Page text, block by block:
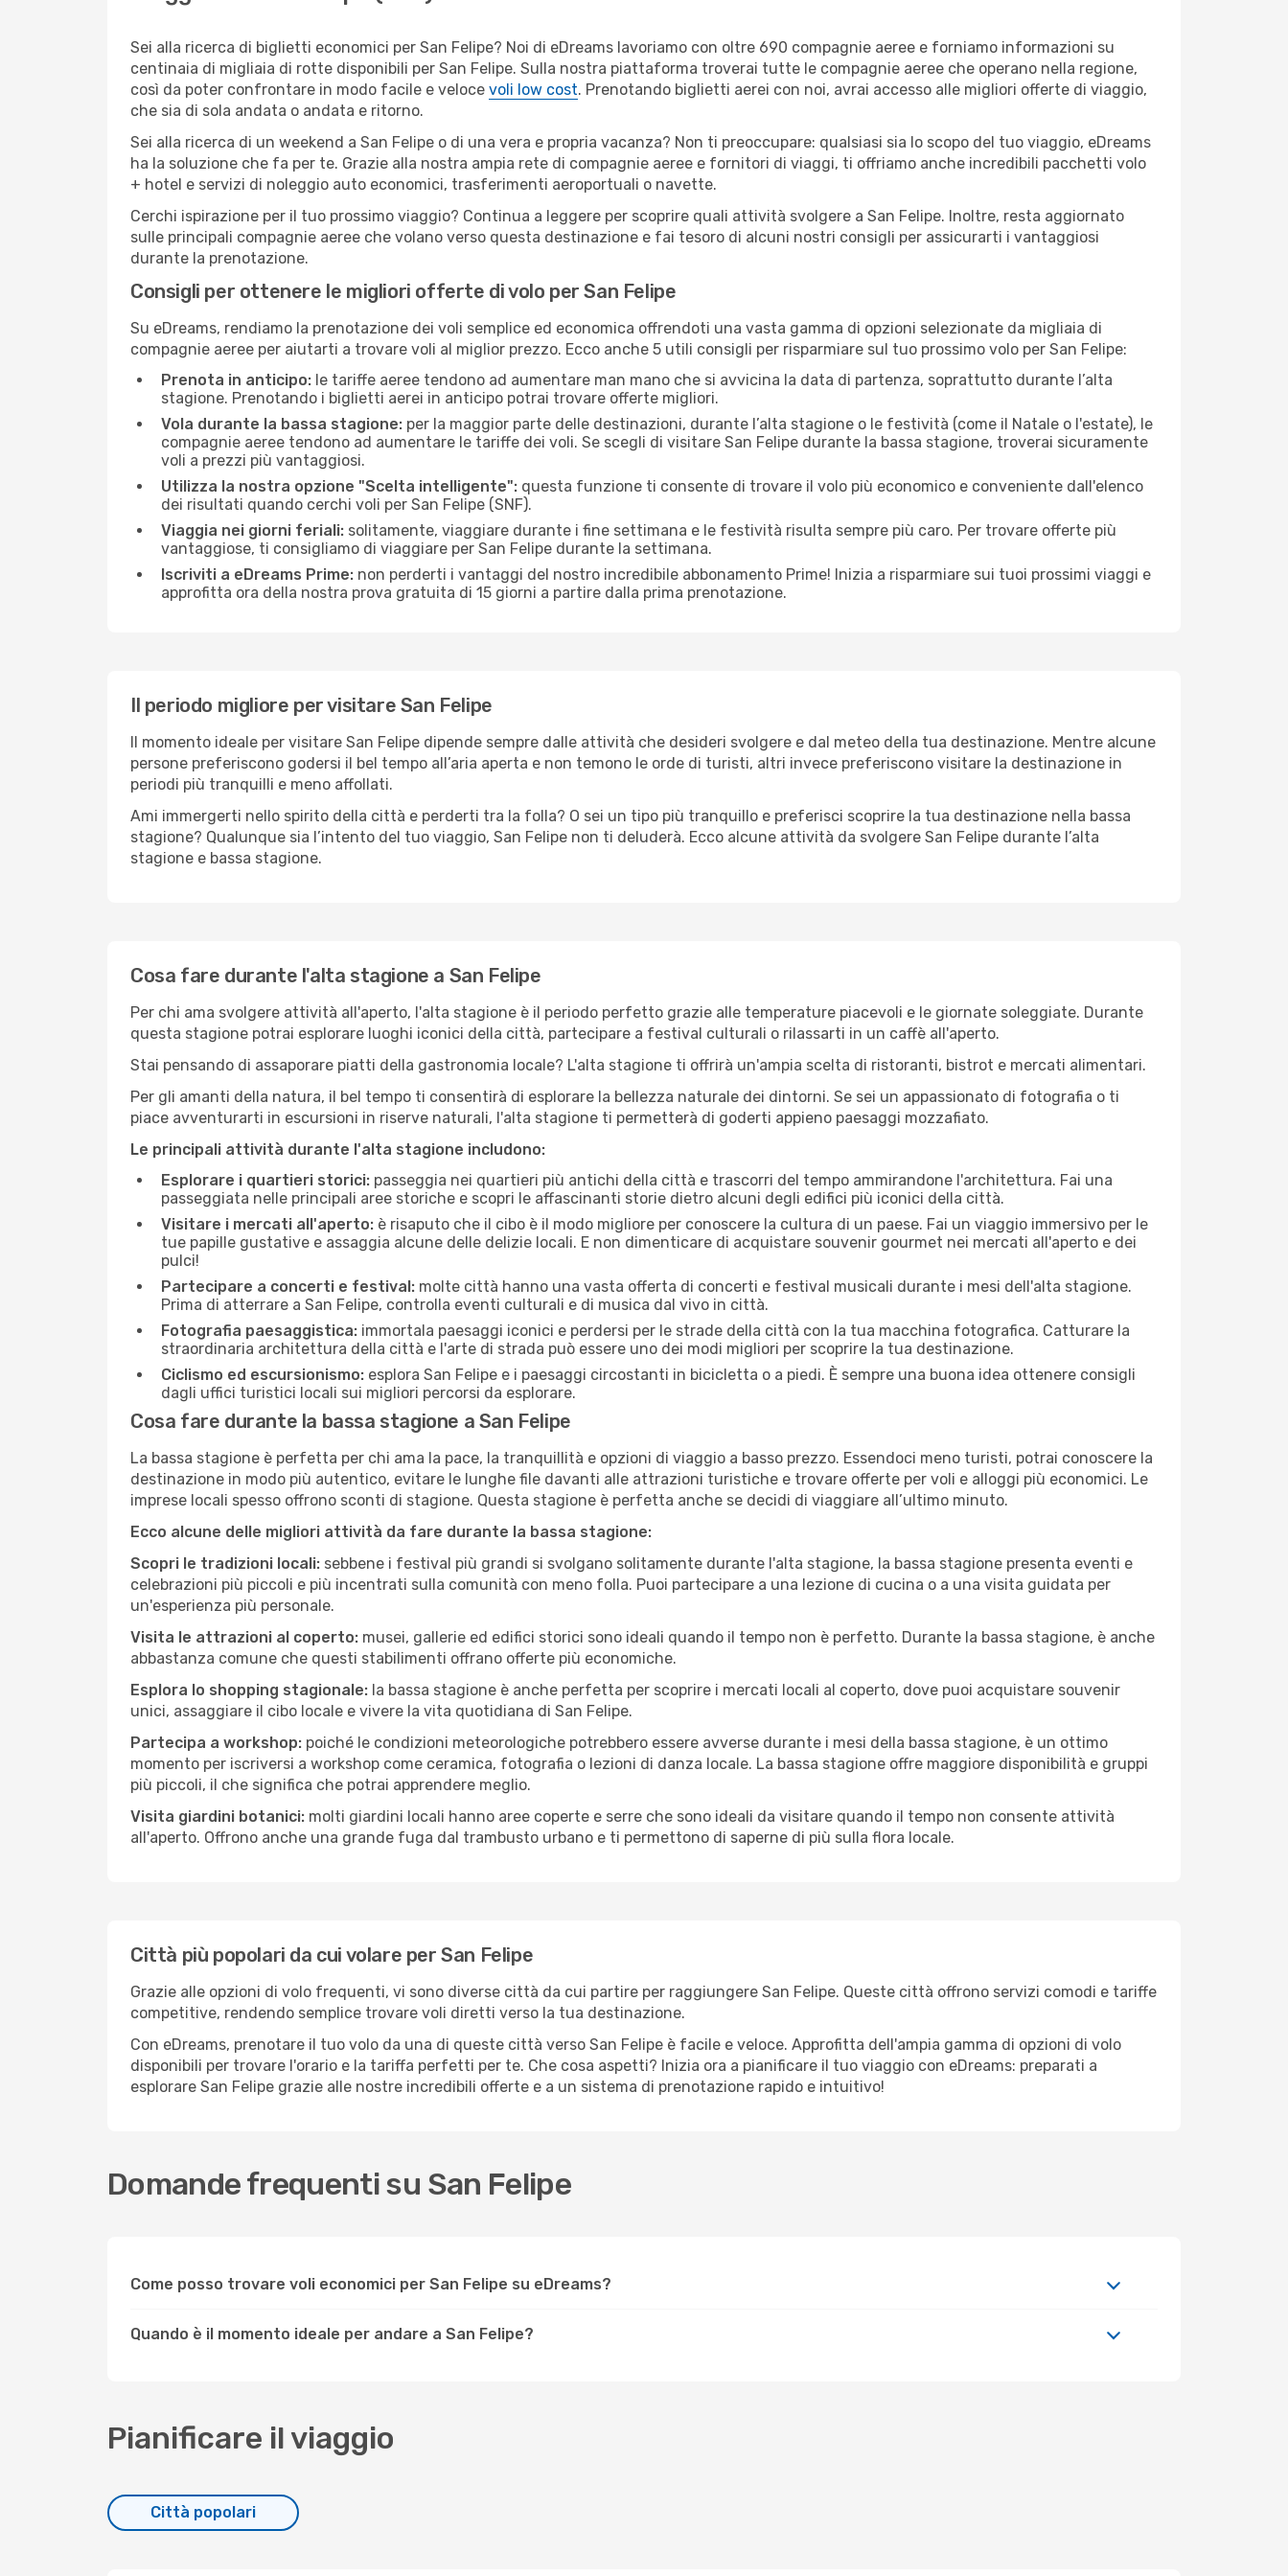
Sei alla ricerca di biglietti economici per San Felipe? Noi di eDreams lavoriamo con oltre 690 compagnie aeree e forniamo informazioni su
centinaia di migliaia di rotte disponibili per San Felipe. Sulla nostra piattaforma troverai tutte le compagnie aeree che operano nella regione,
così da poter confrontare in modo facile e veloce voli low cost. Prenotando biglietti aerei con noi, avrai accesso alle migliori offerte di viaggio,
che sia di sola andata o andata e ritorno.
Sei alla ricerca di un weekend a San Felipe o di una vera e propria vacanza? Non ti preoccupare: qualsiasi sia lo scopo del tuo viaggio, eDreams
ha la soluzione che fa per te. Grazie alla nostra ampia rete di compagnie aeree e fornitori di viaggi, ti offriamo anche incredibili pacchetti volo
+ hotel e servizi di noleggio auto economici, trasferimenti aeroportuali o navette.
Cerchi ispirazione per il tuo prossimo viaggio? Continua a leggere per scoprire quali attività svolgere a San Felipe. Inoltre, resta aggiornato
sulle principali compagnie aeree che volano verso questa destinazione e fai tesoro di alcuni nostri consigli per assicurarti i vantaggiosi
durante la prenotazione.
Consigli per ottenere le migliori offerte di volo per San Felipe
Su eDreams, rendiamo la prenotazione dei voli semplice ed economica offrendoti una vasta gamma di opzioni selezionate da migliaia di
compagnie aeree per aiutarti a trovare voli al miglior prezzo. Ecco anche 5 utili consigli per risparmiare sul tuo prossimo volo per San Felipe:
Prenota in anticipo: le tariffe aeree tendono ad aumentare man mano che si avvicina la data di partenza, soprattutto durante l’alta
stagione. Prenotando i biglietti aerei in anticipo potrai trovare offerte migliori.
Vola durante la bassa stagione: per la maggior parte delle destinazioni, durante l’alta stagione o le festività (come il Natale o l'estate), le
compagnie aeree tendono ad aumentare le tariffe dei voli. Se scegli di visitare San Felipe durante la bassa stagione, troverai sicuramente
voli a prezzi più vantaggiosi.
Utilizza la nostra opzione "Scelta intelligente": questa funzione ti consente di trovare il volo più economico e conveniente dall'elenco
dei risultati quando cerchi voli per San Felipe (SNF).
Viaggia nei giorni feriali: solitamente, viaggiare durante i fine settimana e le festività risulta sempre più caro. Per trovare offerte più
vantaggiose, ti consigliamo di viaggiare per San Felipe durante la settimana.
Iscriviti a eDreams Prime: non perderti i vantaggi del nostro incredibile abbonamento Prime! Inizia a risparmiare sui tuoi prossimi viaggi e
approfitta ora della nostra prova gratuita di 15 giorni a partire dalla prima prenotazione.
Il periodo migliore per visitare San Felipe
Il momento ideale per visitare San Felipe dipende sempre dalle attività che desideri svolgere e dal meteo della tua destinazione. Mentre alcune
persone preferiscono godersi il bel tempo all’aria aperta e non temono le orde di turisti, altri invece preferiscono visitare la destinazione in
periodi più tranquilli e meno affollati.
Ami immergerti nello spirito della città e perderti tra la folla? O sei un tipo più tranquillo e preferisci scoprire la tua destinazione nella bassa
stagione? Qualunque sia l’intento del tuo viaggio, San Felipe non ti deluderà. Ecco alcune attività da svolgere San Felipe durante l’alta
stagione e bassa stagione.
Cosa fare durante l'alta stagione a San Felipe
Per chi ama svolgere attività all'aperto, l'alta stagione è il periodo perfetto grazie alle temperature piacevoli e le giornate soleggiate. Durante
questa stagione potrai esplorare luoghi iconici della città, partecipare a festival culturali o rilassarti in un caffè all'aperto.
Stai pensando di assaporare piatti della gastronomia locale? L'alta stagione ti offrirà un'ampia scelta di ristoranti, bistrot e mercati alimentari.
Per gli amanti della natura, il bel tempo ti consentirà di esplorare la bellezza naturale dei dintorni. Se sei un appassionato di fotografia o ti
piace avventurarti in escursioni in riserve naturali, l'alta stagione ti permetterà di goderti appieno paesaggi mozzafiato.
Le principali attività durante l'alta stagione includono:
Esplorare i quartieri storici: passeggia nei quartieri più antichi della città e trascorri del tempo ammirandone l'architettura. Fai una
passeggiata nelle principali aree storiche e scopri le affascinanti storie dietro alcuni degli edifici più iconici della città.
Visitare i mercati all'aperto: è risaputo che il cibo è il modo migliore per conoscere la cultura di un paese. Fai un viaggio immersivo per le
tue papille gustative e assaggia alcune delle delizie locali. E non dimenticare di acquistare souvenir gourmet nei mercati all'aperto e dei
pulci!
Partecipare a concerti e festival: molte città hanno una vasta offerta di concerti e festival musicali durante i mesi dell'alta stagione.
Prima di atterrare a San Felipe, controlla eventi culturali e di musica dal vivo in città.
Fotografia paesaggistica: immortala paesaggi iconici e perdersi per le strade della città con la tua macchina fotografica. Catturare la
straordinaria architettura della città e l'arte di strada può essere uno dei modi migliori per scoprire la tua destinazione.
Ciclismo ed escursionismo: esplora San Felipe e i paesaggi circostanti in bicicletta o a piedi. È sempre una buona idea ottenere consigli
dagli uffici turistici locali sui migliori percorsi da esplorare.
Cosa fare durante la bassa stagione a San Felipe
La bassa stagione è perfetta per chi ama la pace, la tranquillità e opzioni di viaggio a basso prezzo. Essendoci meno turisti, potrai conoscere la
destinazione in modo più autentico, evitare le lunghe file davanti alle attrazioni turistiche e trovare offerte per voli e alloggi più economici. Le
imprese locali spesso offrono sconti di stagione. Questa stagione è perfetta anche se decidi di viaggiare all’ultimo minuto.
Ecco alcune delle migliori attività da fare durante la bassa stagione:
Scopri le tradizioni locali: sebbene i festival più grandi si svolgano solitamente durante l'alta stagione, la bassa stagione presenta eventi e
celebrazioni più piccoli e più incentrati sulla comunità con meno folla. Puoi partecipare a una lezione di cucina o a una visita guidata per
un'esperienza più personale.
Visita le attrazioni al coperto: musei, gallerie ed edifici storici sono ideali quando il tempo non è perfetto. Durante la bassa stagione, è anche
abbastanza comune che questi stabilimenti offrano offerte più economiche.
Esplora lo shopping stagionale: la bassa stagione è anche perfetta per scoprire i mercati locali al coperto, dove puoi acquistare souvenir
unici, assaggiare il cibo locale e vivere la vita quotidiana di San Felipe.
Partecipa a workshop: poiché le condizioni meteorologiche potrebbero essere avverse durante i mesi della bassa stagione, è un ottimo
momento per iscriversi a workshop come ceramica, fotografia o lezioni di danza locale. La bassa stagione offre maggiore disponibilità e gruppi
più piccoli, il che significa che potrai apprendere meglio.
Visita giardini botanici: molti giardini locali hanno aree coperte e serre che sono ideali da visitare quando il tempo non consente attività
all'aperto. Offrono anche una grande fuga dal trambusto urbano e ti permettono di saperne di più sulla flora locale.
Città più popolari da cui volare per San Felipe
Grazie alle opzioni di volo frequenti, vi sono diverse città da cui partire per raggiungere San Felipe. Queste città offrono servizi comodi e tariffe
competitive, rendendo semplice trovare voli diretti verso la tua destinazione.
Con eDreams, prenotare il tuo volo da una di queste città verso San Felipe è facile e veloce. Approfitta dell'ampia gamma di opzioni di volo
disponibili per trovare l'orario e la tariffa perfetti per te. Che cosa aspetti? Inizia ora a pianificare il tuo viaggio con eDreams: preparati a
esplorare San Felipe grazie alle nostre incredibili offerte e a un sistema di prenotazione rapido e intuitivo!
Domande frequenti su San Felipe
Come posso trovare voli economici per San Felipe su eDreams?
Quando è il momento ideale per andare a San Felipe?
Pianificare il viaggio
Città popolari